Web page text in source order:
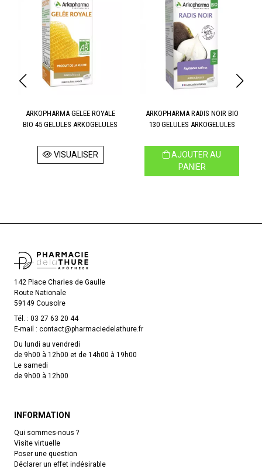
ARKOPHARMA GELEE ROYALE
BIO 45 GELULES ARKOGELULES
VISUALISER
ARKOPHARMA RADIS NOIR BIO
130 GELULES ARKOGELULES
AJOUTER AU
PANIER
142 Place Charles de Gaulle
Route Nationale
59149 Cousolre
Tél. : 03 27 63 20 44
E-mail : contact@pharmaciedelathure.fr
Du lundi au vendredi
de 9h00 à 12h00 et de 14h00 à 19h00
Le samedi
de 9h00 à 12h00
INFORMATION
Qui sommes-nous ?
Visite virtuelle
Poser une question
Déclarer un effet indésirable